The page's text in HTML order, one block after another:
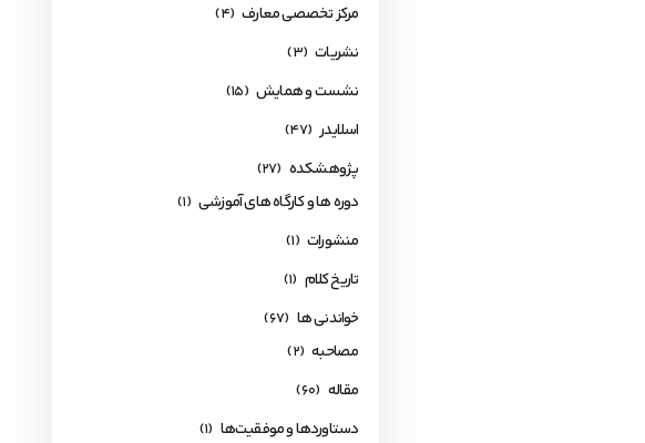
مرکز تخصصی معارف (4)
نشریات (3)
نشست و همایش (15)
اسلایدر (47)
پژوهشکده (27)
دوره ها و کارگاه های آموزشی (1)
منشورات (1)
تاریخ کلام (1)
خواندنی ها (67)
مصاحبه (2)
مقاله (60)
دستاوردها و موفقیت‌ها (1)